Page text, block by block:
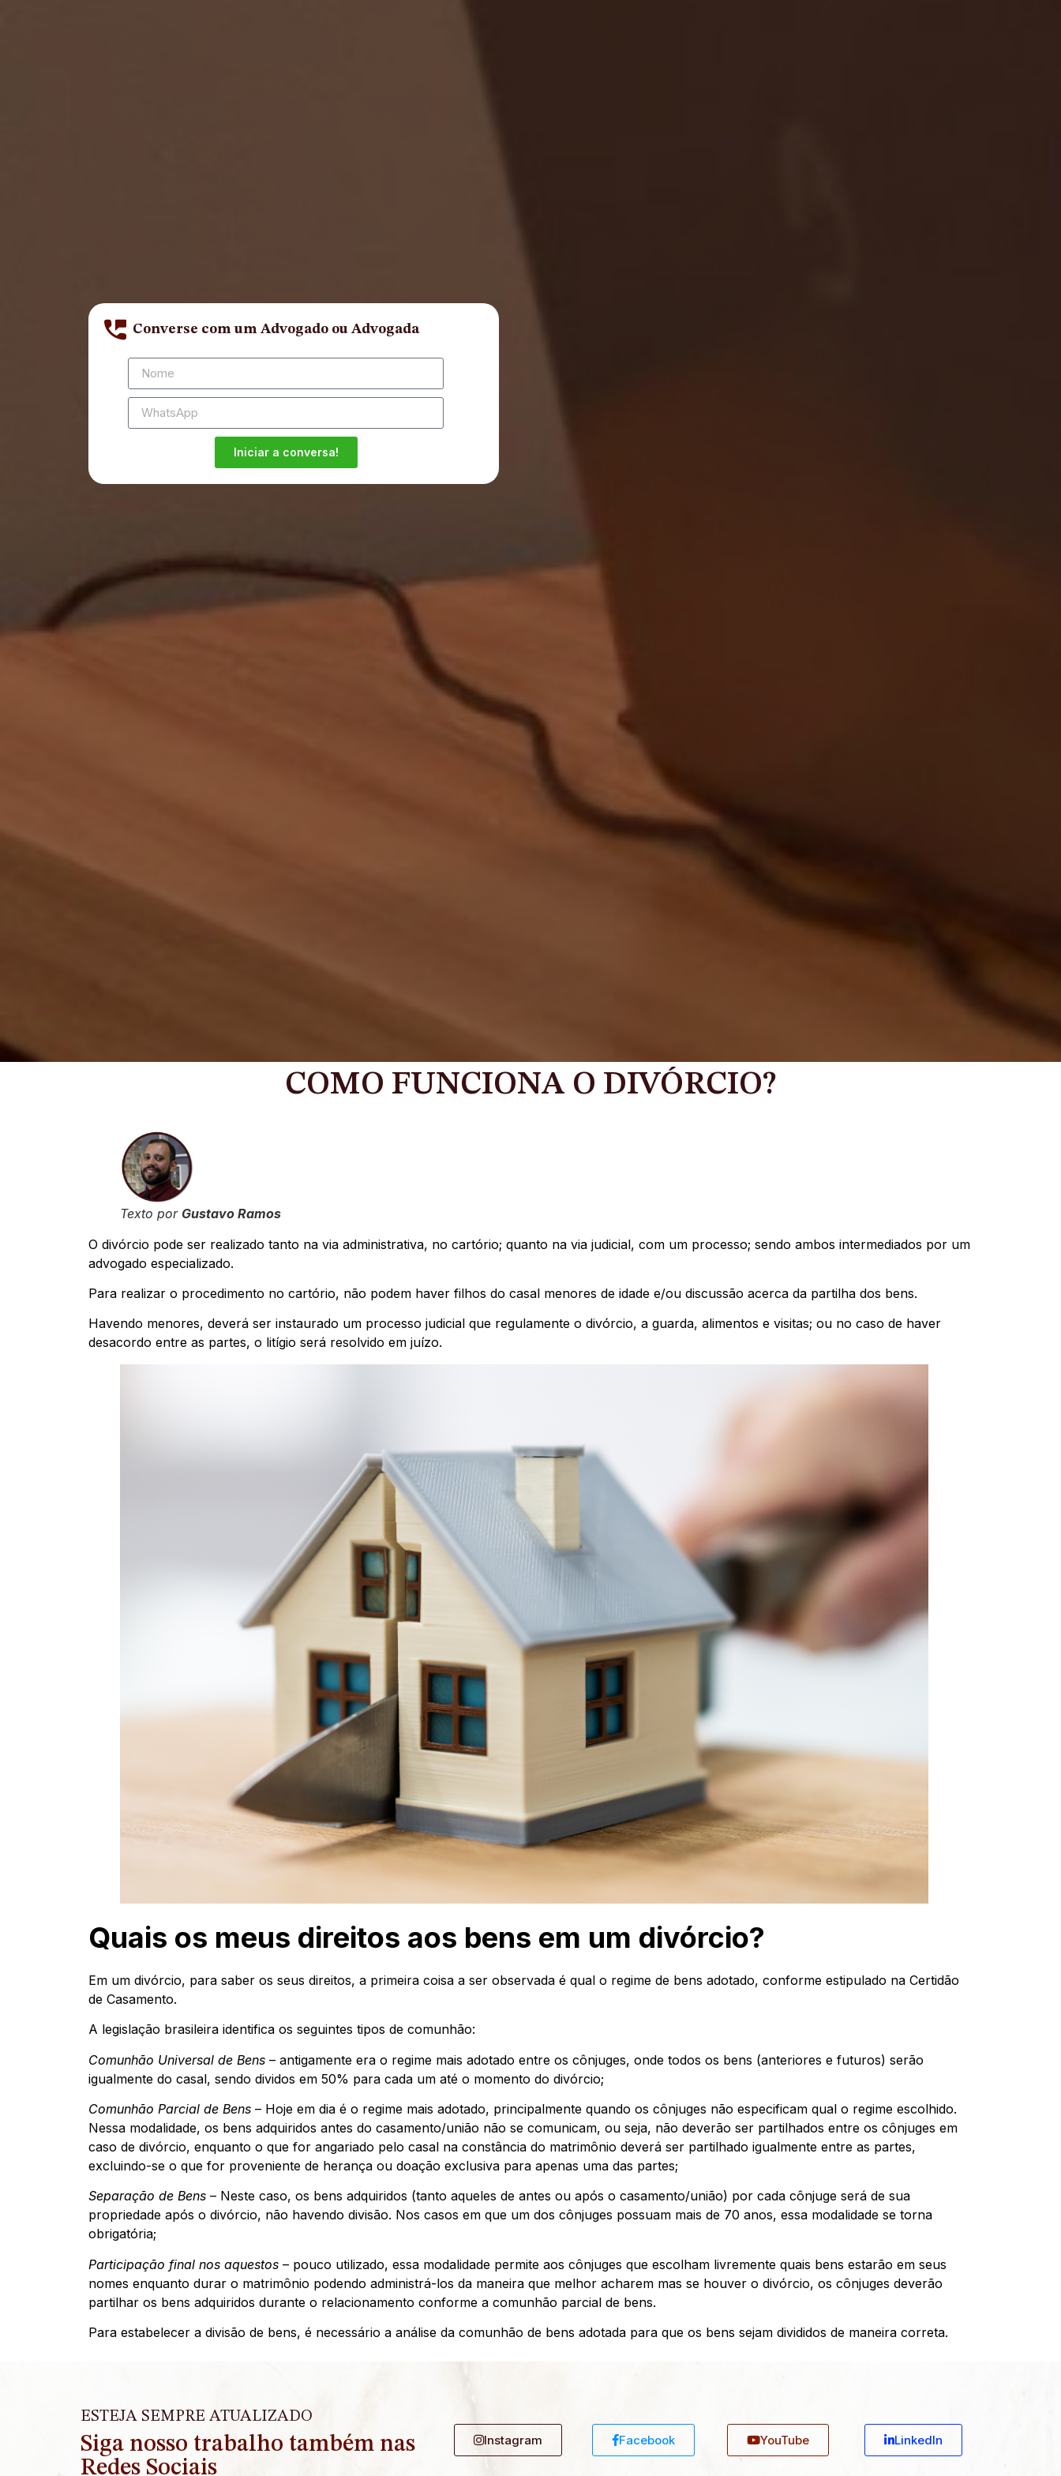
Converse com um Advogado ou Advogada
Iniciar a conversa!
COMO FUNCIONA O DIVÓRCIO?
Texto por Gustavo Ramos
O divórcio pode ser realizado tanto na via administrativa, no cartório; quanto na via judicial, com um processo; sendo ambos intermediados por um
advogado especializado.
Para realizar o procedimento no cartório, não podem haver filhos do casal menores de idade e/ou discussão acerca da partilha dos bens.
Havendo menores, deverá ser instaurado um processo judicial que regulamente o divórcio, a guarda, alimentos e visitas; ou no caso de haver
desacordo entre as partes, o litígio será resolvido em juízo.
Quais os meus direitos aos bens em um divórcio?
Em um divórcio, para saber os seus direitos, a primeira coisa a ser observada é qual o regime de bens adotado, conforme estipulado na Certidão
de Casamento.
A legislação brasileira identifica os seguintes tipos de comunhão:
Comunhão Universal de Bens – antigamente era o regime mais adotado entre os cônjuges, onde todos os bens (anteriores e futuros) serão
igualmente do casal, sendo dividos em 50% para cada um até o momento do divórcio;
Comunhão Parcial de Bens – Hoje em dia é o regime mais adotado, principalmente quando os cônjuges não especificam qual o regime escolhido.
Nessa modalidade, os bens adquiridos antes do casamento/união não se comunicam, ou seja, não deverão ser partilhados entre os cônjuges em
caso de divórcio, enquanto o que for angariado pelo casal na constância do matrimônio deverá ser partilhado igualmente entre as partes,
excluindo-se o que for proveniente de herança ou doação exclusiva para apenas uma das partes;
Separação de Bens – Neste caso, os bens adquiridos (tanto aqueles de antes ou após o casamento/união) por cada cônjuge será de sua
propriedade após o divórcio, não havendo divisão. Nos casos em que um dos cônjuges possuam mais de 70 anos, essa modalidade se torna
obrigatória;
Participação final nos aquestos – pouco utilizado, essa modalidade permite aos cônjuges que escolham livremente quais bens estarão em seus
nomes enquanto durar o matrimônio podendo administrá-los da maneira que melhor acharem mas se houver o divórcio, os cônjuges deverão
partilhar os bens adquiridos durante o relacionamento conforme a comunhão parcial de bens.
Para estabelecer a divisão de bens, é necessário a análise da comunhão de bens adotada para que os bens sejam divididos de maneira correta.
ESTEJA SEMPRE ATUALIZADO
Siga nosso trabalho também nas
Redes Sociais
Instagram Facebook YouTube Linkedln